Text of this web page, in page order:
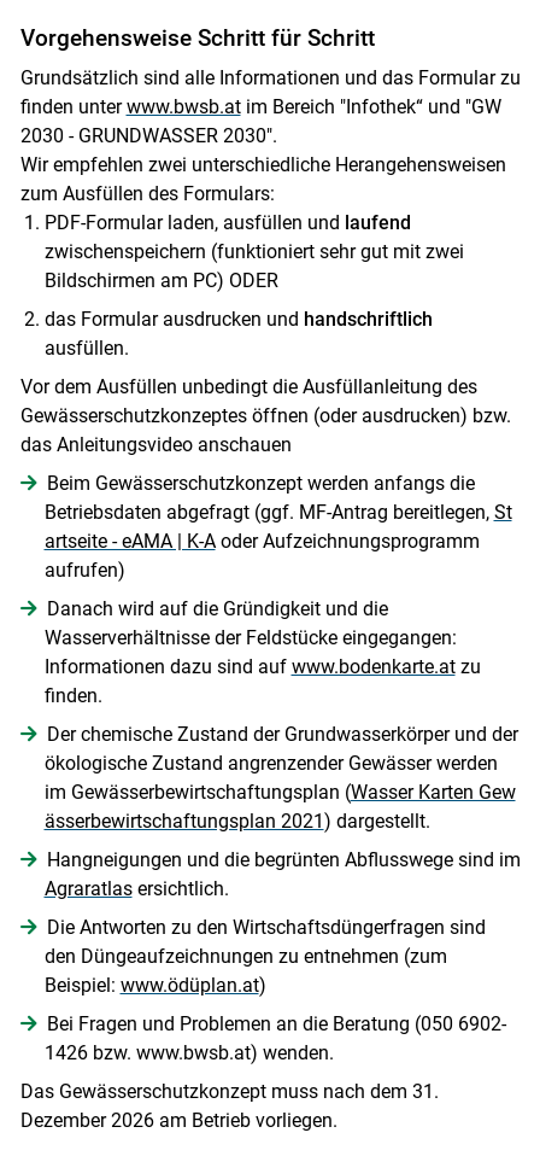
Vorgehensweise Schritt für Schritt
Grundsätzlich sind alle Informationen und das Formular zu
finden unterwww.bwsb.atim Bereich "Infothek“ und "GW
2030 - GRUNDWASSER 2030".
Wir empfehlen zwei unterschiedliche Herangehensweisen
zum Ausfüllen des Formulars:
PDF-Formular laden, ausfüllen und laufend
zwischenspeichern (funktioniert sehr gut mit zwei
Bildschirmen am PC) ODER
das Formular ausdrucken und handschriftlich
ausfüllen.
Vor dem Ausfüllen unbedingt die Ausfüllanleitung des
Gewässerschutzkonzeptes öffnen (oder ausdrucken) bzw.
das Anleitungsvideo anschauen
Beim Gewässerschutzkonzept werden anfangs die
Betriebsdaten abgefragt (ggf. MF-Antrag bereitlegen, St
artseite - eAMA | K-Aoder Aufzeichnungsprogramm
aufrufen)
Danach wird auf die Gründigkeit und die
Wasserverhältnisse der Feldstücke eingegangen:
Informationen dazu sind auf www.bodenkarte.atzu
finden.
Der chemische Zustand der Grundwasserkörper und der
ökologische Zustand angrenzender Gewässer werden
im Gewässerbewirtschaftungsplan (Wasser Karten Gew
ässerbewirtschaftungsplan 2021 ) dargestellt.
Hangneigungen und die begrünten Abflusswege sind im
Agraratlasersichtlich.
Die Antworten zu den Wirtschaftsdüngerfragen sind
den Düngeaufzeichnungen zu entnehmen (zum
Beispiel: www.ödüplan.at)
Bei Fragen und Problemen an die Beratung (050 6902-
1426 bzw. www.bwsb.at) wenden.
Das Gewässerschutzkonzept muss nach dem 31.
Dezember 2026 am Betrieb vorliegen.